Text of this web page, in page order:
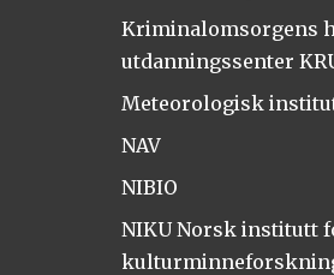
Kriminalomsorgens
utdanningssenter
Meteorologisk
NAV
NIBIO
NIKU Norsk institutt